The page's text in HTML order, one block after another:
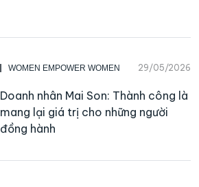
WOMEN EMPOWER WOMEN 29/05/2026
Doanh nhân Mai Son: Thành công là
mang lại giá trị cho những người
đồng hành